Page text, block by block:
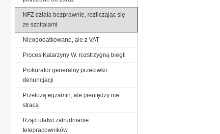
NFZ działa bezprawnie, rozliczając się
ze szpitalami
Nieopodatkowane, ale z VAT
Proces Katarzyny W. rozstrzygną biegli
Prokurator generalny przeciwko
denuncjacji
Przełożą egzamin, ale pieniędzy nie
stracą
Rząd ułatwi zatrudnianie
telepracowników